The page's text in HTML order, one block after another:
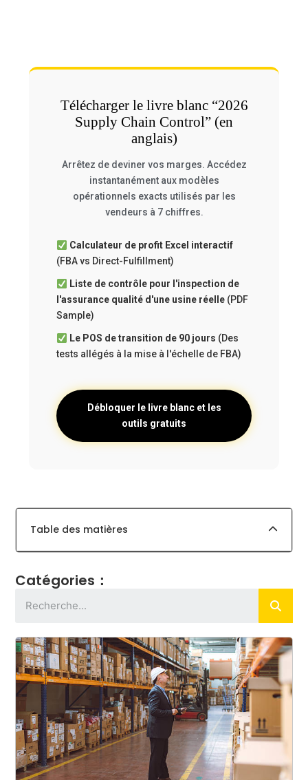
Télécharger le livre blanc “2026
Supply Chain Control” (en
anglais)
Arrêtez de deviner vos marges. Accédez
instantanément aux modèles
opérationnels exacts utilisés par les
vendeurs à 7 chiffres.
Calculateur de profit Excel interactif
(FBA vs Direct-Fulfillment)
Liste de contrôle pour l'inspection de
l'assurance qualité d'une usine réelle (PDF
Sample)
Le POS de transition de 90 jours (Des
tests allégés à la mise à l'échelle de FBA)
Débloquer le livre blanc et les
outils gratuits
Table des matières
Catégories：